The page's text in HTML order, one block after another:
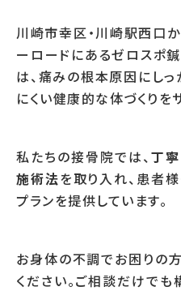
川崎市幸区・川崎駅西口
ーロードにあるゼロスポ
は、痛みの根本原因にし
にくい健康的な体づくりを
私たちの接骨院では、丁
施術法を取り入れ、患者
プランを提供しています。
お身体の不調でお困りの
ください。ご相談だけで